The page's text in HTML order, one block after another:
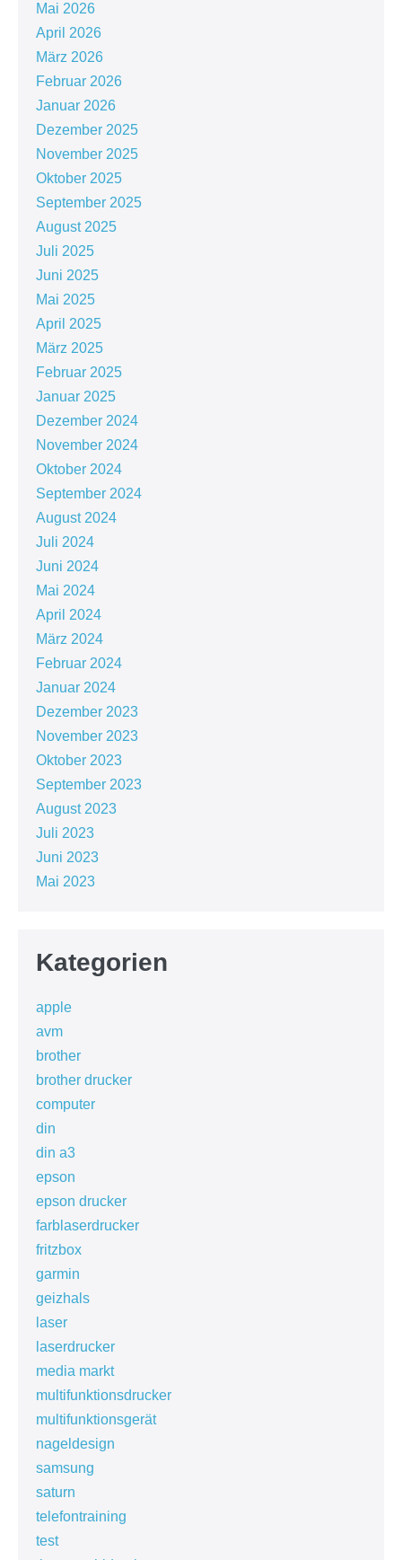
Mai 2026
April 2026
März 2026
Februar 2026
Januar 2026
Dezember 2025
November 2025
Oktober 2025
September 2025
August 2025
Juli 2025
Juni 2025
Mai 2025
April 2025
März 2025
Februar 2025
Januar 2025
Dezember 2024
November 2024
Oktober 2024
September 2024
August 2024
Juli 2024
Juni 2024
Mai 2024
April 2024
März 2024
Februar 2024
Januar 2024
Dezember 2023
November 2023
Oktober 2023
September 2023
August 2023
Juli 2023
Juni 2023
Mai 2023
Kategorien
apple
avm
brother
brother drucker
computer
din
din a3
epson
epson drucker
farblaserdrucker
fritzbox
garmin
geizhals
laser
laserdrucker
media markt
multifunktionsdrucker
multifunktionsgerät
nageldesign
samsung
saturn
telefontraining
test